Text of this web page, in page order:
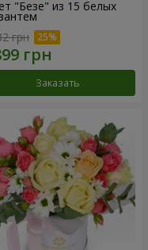
"Безе" из 15 белых
грн
Заказать